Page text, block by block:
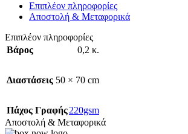
Επιπλέον πληροφορίες
Αποστολή & Μεταφορικά
Επιπλέον πληροφορίες
Βάρος
0,2 κ.
Διαστάσεις 50 × 70 cm
Πάχος Γραφής220gsm
Αποστολή & Μεταφορικά